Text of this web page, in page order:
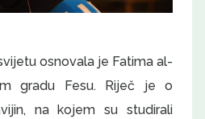
osnovala je Fatima al-
gradu Fesu. Riječ je o
na kojem su studirali